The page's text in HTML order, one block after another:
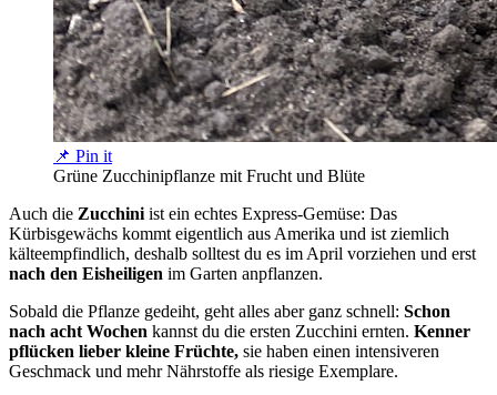
📌 Pin it
Grüne Zucchinipflanze mit Frucht und Blüte
Auch die Zucchini ist ein echtes Express-Gemüse: Das
Kürbisgewächs kommt eigentlich aus Amerika und ist ziemlich
kälteempfindlich, deshalb solltest du es im April vorziehen und erst
nach den Eisheiligen im Garten anpflanzen.
Sobald die Pflanze gedeiht, geht alles aber ganz schnell: Schon
nach acht Wochen kannst du die ersten Zucchini ernten. Kenner
pflücken lieber kleine Früchte, sie haben einen intensiveren
Geschmack und mehr Nährstoffe als riesige Exemplare.